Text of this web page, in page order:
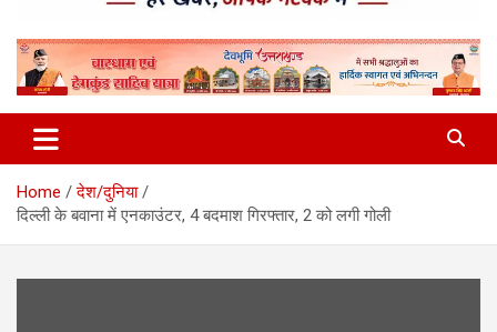
Network10tv
Home
देश/दुनिया
दिल्ली के बवाना में एनकाउंटर, 4 बदमाश गिरफ्तार, 2 को लगी गोली